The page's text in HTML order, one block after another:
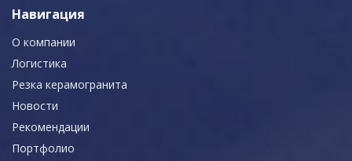
Навигация
О компании
Логистика
Резка керамогранита
Новости
Рекомендации
Портфолио